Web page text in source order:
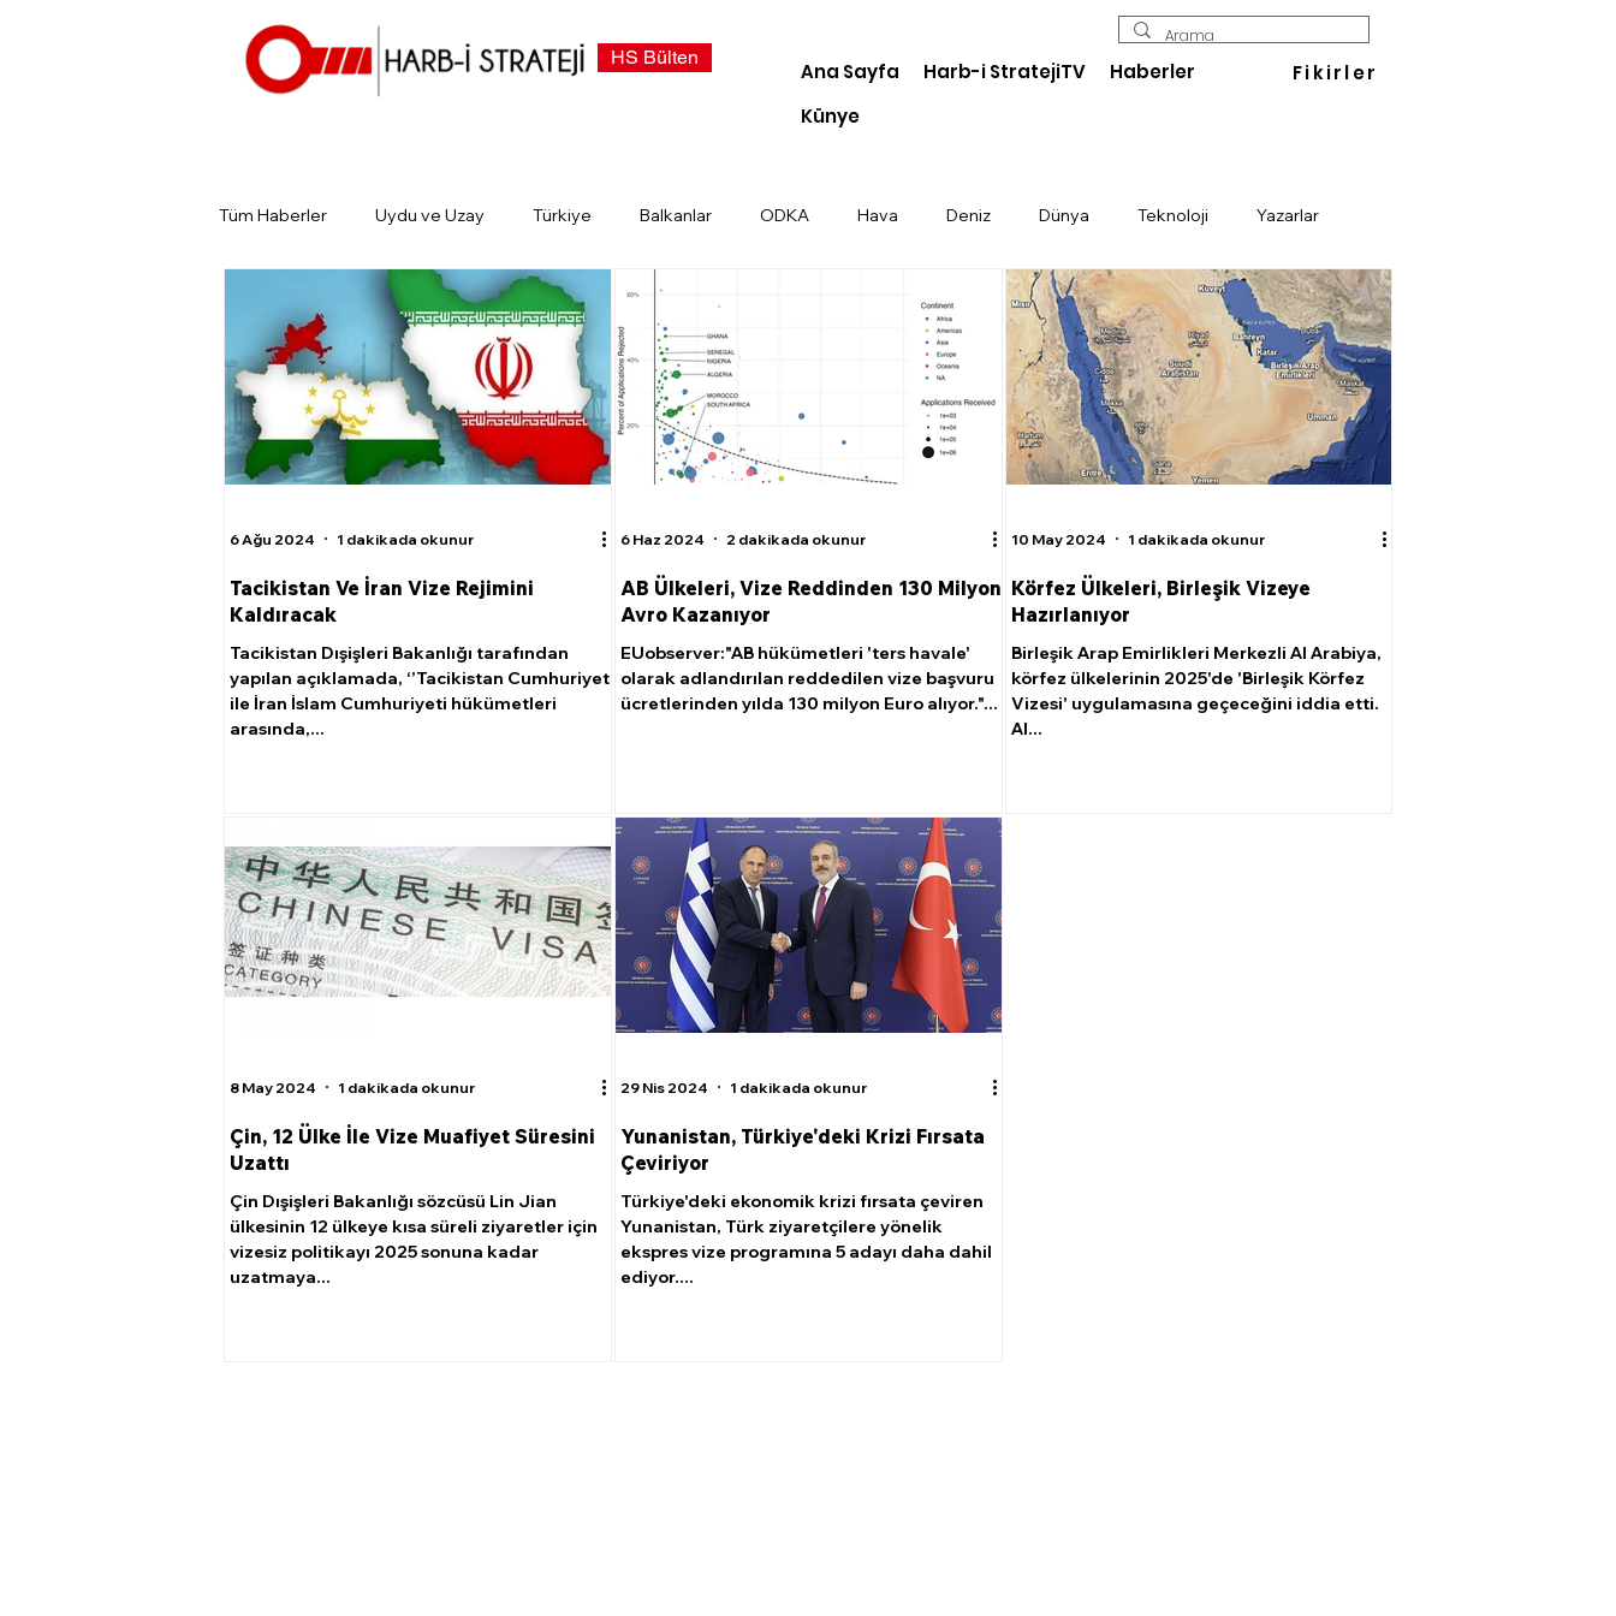
HS Bülten
Ana Sayfa Harb-i StratejiTV
Haberler
Künye
Fikirler
Tüm Haberler Uydu ve Uzay Türkiye Balkanlar ODKA Hava Deniz Dünya Teknoloji Yazarlar
Günün Gündemi Tarihin Gündemi Dosya Haber Türk Devletleri Siber Enerji Savunma
Tacikistan Ve İran Vize Rejimini
Kaldıracak
Tacikistan Dışişleri Bakanlığı tarafından
yapılan açıklamada, ‘’Tacikistan Cumhuriyeti
ile İran İslam Cumhuriyeti hükümetleri
arasında,...
6 Ağu 2024 1 dakikada okunur
AB Ülkeleri, Vize Reddinden 130 Milyon
Avro Kazanıyor
EUobserver:"AB hükümetleri 'ters havale'
olarak adlandırılan reddedilen vize başvuru
ücretlerinden yılda 130 milyon Euro alıyor."...
6 Haz 2024 2 dakikada okunur
Körfez Ülkeleri, Birleşik Vizeye
Hazırlanıyor
Birleşik Arap Emirlikleri Merkezli Al Arabiya,
körfez ülkelerinin 2025'de 'Birleşik Körfez
Vizesi' uygulamasına geçeceğini iddia etti.
Al...
10 May 2024 1 dakikada okunur
Çin, 12 Ülke İle Vize Muafiyet Süresini
Uzattı
Çin Dışişleri Bakanlığı sözcüsü Lin Jian
ülkesinin 12 ülkeye kısa süreli ziyaretler için
vizesiz politikayı 2025 sonuna kadar
uzatmaya...
8 May 2024 1 dakikada okunur
Yunanistan, Türkiye'deki Krizi Fırsata
Çeviriyor
Türkiye'deki ekonomik krizi fırsata çeviren
Yunanistan, Türk ziyaretçilere yönelik
ekspres vize programına 5 adayı daha dahil
ediyor....
29 Nis 2024 1 dakikada okunur